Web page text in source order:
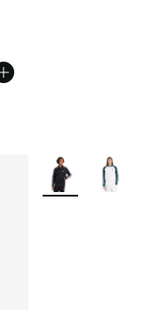
Weitere Farben